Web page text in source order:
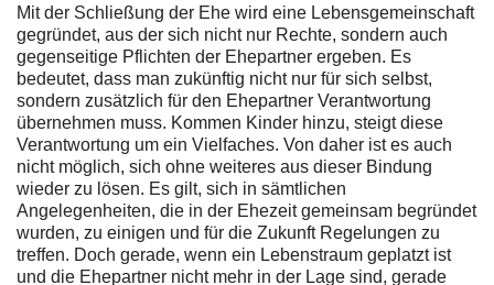
Mit der Schließung der Ehe wird eine Lebensgemeinschaft
gegründet, aus der sich nicht nur Rechte, sondern auch
gegenseitige Pflichten der Ehepartner ergeben. Es
bedeutet, dass man zukünftig nicht nur für sich selbst,
sondern zusätzlich für den Ehepartner Verantwortung
übernehmen muss. Kommen Kinder hinzu, steigt diese
Verantwortung um ein Vielfaches. Von daher ist es auch
nicht möglich, sich ohne weiteres aus dieser Bindung
wieder zu lösen. Es gilt, sich in sämtlichen
Angelegenheiten, die in der Ehezeit gemeinsam begründet
wurden, zu einigen und für die Zukunft Regelungen zu
treffen. Doch gerade, wenn ein Lebenstraum geplatzt ist
und die Ehepartner nicht mehr in der Lage sind, gerade